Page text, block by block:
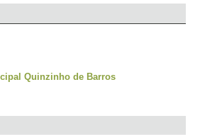
Quinzinho de Barros